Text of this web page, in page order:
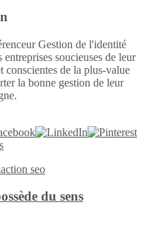
Gestion de l'identité
entreprises soucieuses de leur
conscientes de la plus-value
la bonne gestion de leur
seo
du sens